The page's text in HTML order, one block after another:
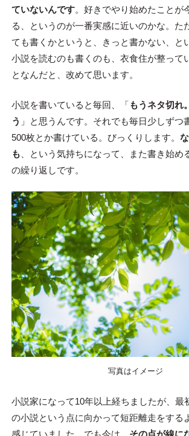
ていないんです。好きでやり始めたことが
る、というのが一番実感に近いのかな。た
ても書くかというと、きっと書かない、と
小説を読むのも書くのも、衣食住が整って
となんだと、改めて思います。
小説を書いていると毎回、「もうネタ切れ
う 」と思うんです。それでも毎日少しずつ
500枚とか書けている。びっくりします。
も 、という気持ちになって、また書き始め
の繰り返しです。
写真はイメージ
小説家になって10年以上経ちましたが、最
の小説という点に向かって短距離走をする
感じていました。でも今は、 その点が線に